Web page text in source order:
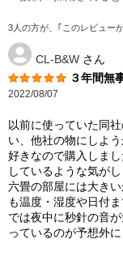
3人の方が、｢このレビュー
CL-B&W さん
３年間無
2022/08/07
以前に使っていた同
い、他社の物にしよ
好きなので購入しま
しているような気がし
六畳の部屋には大き
も温度・湿度や日付
では夜中に秒針の音
っているのが予想外に